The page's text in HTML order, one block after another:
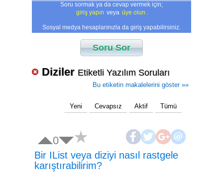
Soru sormak ya da cevap vermek için;
giriş yapın veya üye olun
Sosyal medya hesaplarınızla da giriş yapabilirsiniz.
Soru Sor
Diziler Etiketli Yazılım Soruları
Bu etiketin makalelerini göster »»
Yeni Cevapsız Aktif Tümü
0
Bir IList veya diziyi nasıl rastgele
karıştırabilirim?